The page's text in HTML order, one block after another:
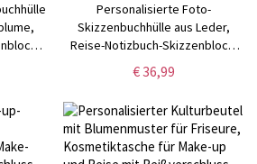
Personalisierte Foto-
Skizzenbuchhülle aus Leder,
Reise-Notizbuch-Skizzenblock-
Hülle, tragbarer Schreibwaren-
Zeichnungsstift-Organizer,
€ 36,99